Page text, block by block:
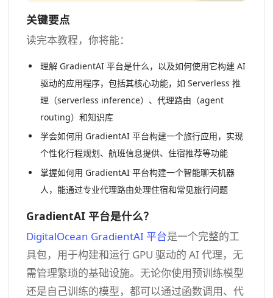
关键要点
读完本教程，你将能：
理解 GradientAI 平台是什么，以及如何使用它构建 AI
驱动的应用程序，包括其核心功能，如 Serverless 推
理（serverless inference）、代理路由（agent
routing）和知识库
学会如何用 GradientAI 平台构建一个旅行应用，实现
个性化行程规划、航班信息提供、住宿推荐等功能
掌握如何用 GradientAI 平台构建一个智能聊天机器
人，能通过专业代理路由处理住宿和常见旅行问题
GradientAI 平台是什么？
DigitalOcean GradientAI 平台是一个完整的工
具包，用于构建和运行 GPU 驱动的 AI 代理，无
需管理繁琐的基础设施。无论你使用预训练模型
还是自己训练的模型，都可以通过函数调用、代